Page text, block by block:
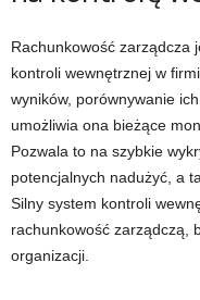
Rachunkowość zarządcza
kontroli wewnętrznej w
wyników, porównywanie
umożliwia ona bieżące
Pozwala to na szybkie
potencjalnych nadużyć, a
Silny system kontroli
rachunkowość zarządczą,
organizacji.